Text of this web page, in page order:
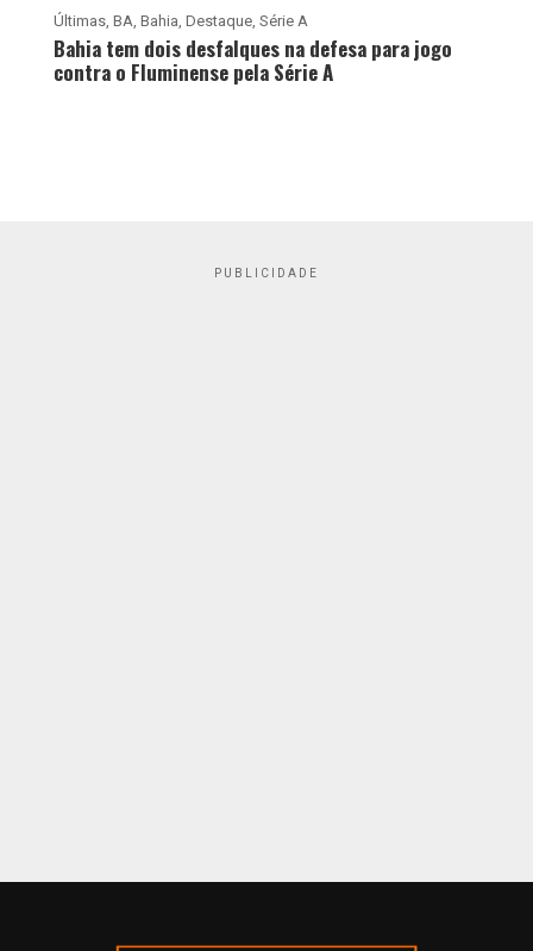
Últimas, BA Bahia Destaque, Série A
Bahia tem dois desfalques na defesa para jogo
contra o Fluminense pela Série A
PUBLICIDADE